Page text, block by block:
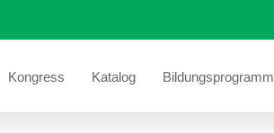
Kongress Katalog Bildungsprogramm